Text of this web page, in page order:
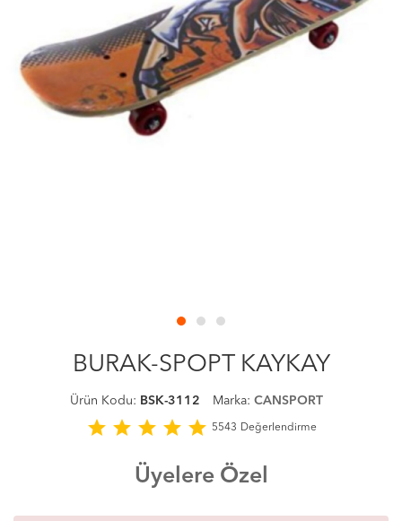
BURAK-SPOPT KAYKAY
Ürün Kodu: BSK-3112 Marka: CANSPORT
star star star star star 5543 Değerlendirme
Üyelere Özel